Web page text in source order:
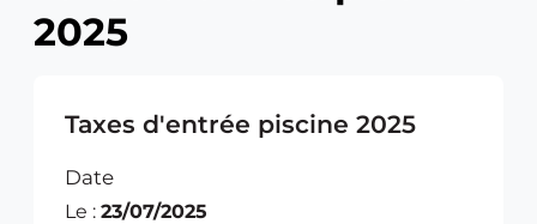
principal
2025
Taxes d'entrée piscine 2025
Date
Le : 23/07/2025